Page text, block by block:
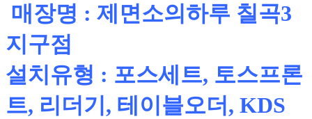
매장명 : 제면소의하루 칠곡3
지구점
설치유형 : 포스세트, 토스프론
트, 리더기, 테이블오더, KDS